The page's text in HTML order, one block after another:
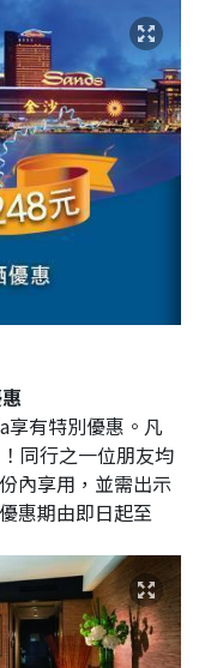
享有特別優惠。凡
同行之一位朋友均
內享用，並需出示
惠期由即日起至